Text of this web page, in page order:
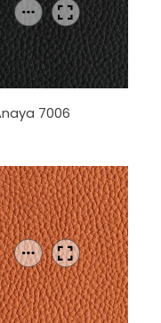
7006